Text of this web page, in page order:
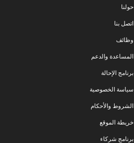
حولنا
اتصل بنا
وظائف
المساعدة والدعم
برنامج الإحالة
سياسة الخصوصية
الشروط والأحكام
خريطة الموقع
برنامج شركاء